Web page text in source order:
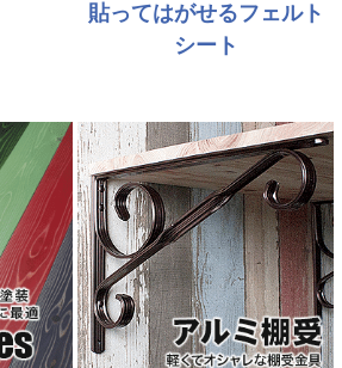
貼ってはがせるフェルト
シート